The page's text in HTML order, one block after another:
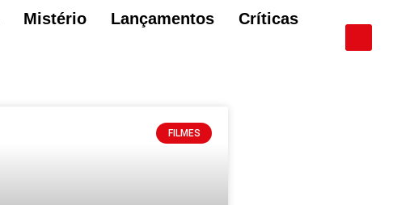
Mistério Lançamentos Críticas
FILMES